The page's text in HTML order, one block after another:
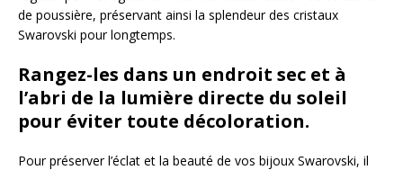
de poussière, préservant ainsi la splendeur des cristaux
Swarovski pour longtemps.
Rangez-les dans un endroit sec et à
l’abri de la lumière directe du soleil
pour éviter toute décoloration.
Pour préserver l’éclat et la beauté de vos bijoux Swarovski, il